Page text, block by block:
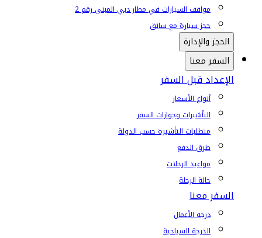
مواقف السيارات في مطار دبي المبنى رقم 2
حجز سيارة مع سائق
الحجز والإدارة
السفر معنا
الإعداد قبل السفر
أنواع الأسعار
التأشيرات وجوازات السفر
متطلبات التأشيرة حسب الدولة
طرق الدفع
مواعيد الرحلات
حالة الرحلة
السفر معنا
درجة الأعمال
الدرجة السياحية